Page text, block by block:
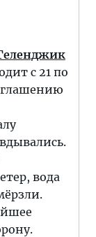
с 21 по
вода